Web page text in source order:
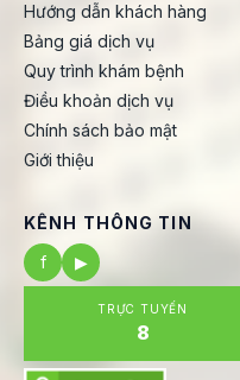
Hướng dẫn khách hàng
Bảng giá dịch vụ
Quy trình khám bệnh
Điều khoản dịch vụ
Chính sách bảo mật
Giới thiệu
KÊNH THÔNG TIN
f
▶
TRỰC TUYẾN
8